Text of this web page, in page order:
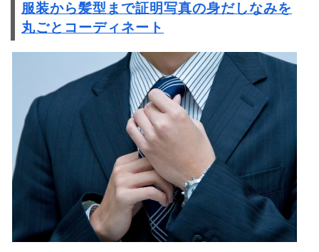
服装から髪型まで証明写真の身だしなみを
丸ごとコーディネート